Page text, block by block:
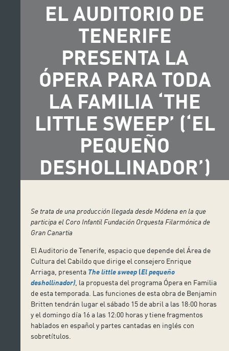
EL AUDITORIO DE
TENERIFE
PRESENTA LA
ÓPERA PARA TODA
LA FAMILIA ‘THE
LITTLE SWEEP’ (‘EL
PEQUEÑO
DESHOLLINADOR’)
Se trata de una producción llegada desde Módena en la que
participa el Coro Infantil Fundación Orquesta Filarmónica de
Gran Canartia
El Auditorio de Tenerife, espacio que depende del Área de
Cultura del Cabildo que dirige el consejero Enrique
Arriaga, presenta The little sweep (El pequeño
deshollinador), la propuesta del programa Ópera en Familia
de esta temporada. Las funciones de esta obra de Benjamin
Britten tendrán lugar el sábado 15 de abril a las 18:00 horas
y el domingo día 16 a las 12:00 horas y tiene fragmentos
hablados en español y partes cantadas en inglés con
sobretítulos.